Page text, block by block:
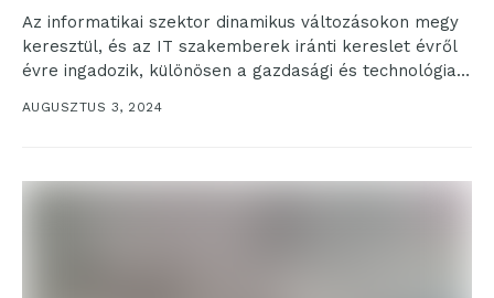
Az informatikai szektor dinamikus változásokon megy
keresztül, és az IT szakemberek iránti kereslet évről
évre ingadozik, különösen a gazdasági és technológiai
AUGUSZTUS 3, 2024